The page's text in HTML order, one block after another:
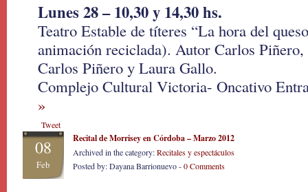
Lunes 28 – 10,30 y 14,30 hs.
Teatro Estable de títeres “La hora del
animación reciclada). Autor Carlos
Carlos Piñero y Laura Gallo.
Complejo Cultural Victoria- Oncativo
»
Tweet
08
Feb
Recital de Morrisey en Córdoba – Marzo 2012
Archived in the category:Recitales y espectáculos
Posted by: Dayana Barrionuevo -0 Comments